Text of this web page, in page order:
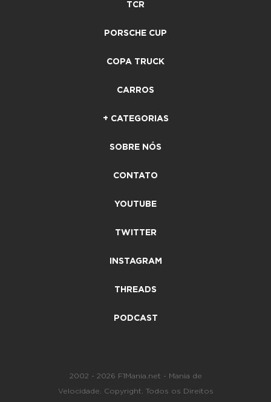
TCR
PORSCHE CUP
COPA TRUCK
CARROS
+ CATEGORIAS
SOBRE NÓS
CONTATO
YOUTUBE
TWITTER
INSTAGRAM
THREADS
PODCAST
2002 - 2026 F1Mania.net - Mania de
Velocidade. Copyright. Todos os Direitos